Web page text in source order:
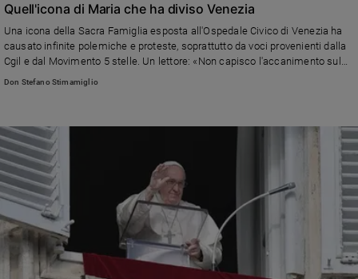
Quell'icona di Maria che ha diviso Venezia
Una icona della Sacra Famiglia esposta all'Ospedale Civico di Venezia ha
causato infinite polemiche e proteste, soprattutto da voci provenienti dalla
Cgil e dal Movimento 5 stelle. Un lettore: «Non capisco l'accanimento sul
quadro. Non credo che una donna straniera si possa sentire offesa da
Don Stefano Stimamiglio